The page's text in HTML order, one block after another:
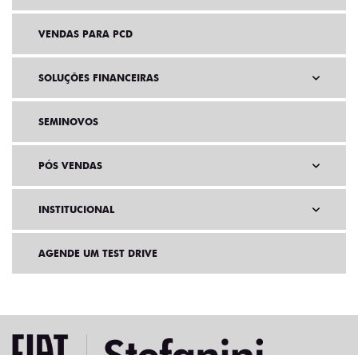
VENDAS PARA PCD
SOLUÇÕES FINANCEIRAS
SEMINOVOS
PÓS VENDAS
INSTITUCIONAL
AGENDE UM TEST DRIVE